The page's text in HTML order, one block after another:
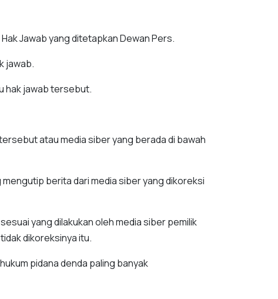
Jawab yang ditetapkan Dewan Pers.
jawab.
hak jawab tersebut.
atau media siber yang berada di bawah
berita dari media siber yang dikoreksi
yang dilakukan oleh media siber pemilik
dikoreksinya itu.
pidana denda paling banyak